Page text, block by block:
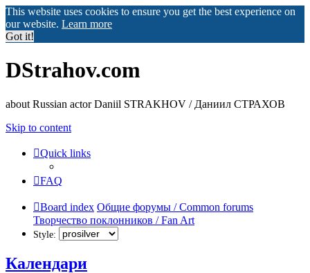
This website uses cookies to ensure you get the best experience on
our website. Learn more
Got it!
DStrahov.com
about Russian actor Daniil STRAKHOV / Даниил СТРАХОВ
Skip to content
Quick links
FAQ
Board index Общие форумы / Common forums
Творчество поклонников / Fan Art
Style:
Календари